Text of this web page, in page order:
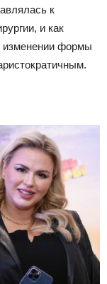
к
и как
изменении формы